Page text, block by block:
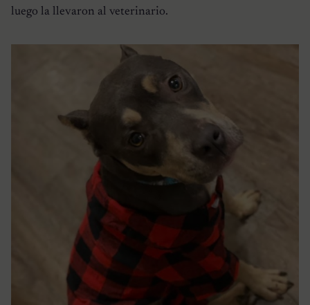
luego la llevaron al veterinario.